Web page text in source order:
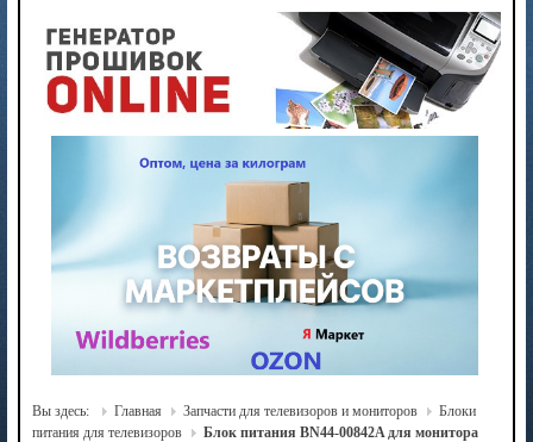
Вы здесь: Главная Запчасти для телевизоров и мониторов
Блоки
питания для телевизоров
Блок питания BN44-00842A для монитора